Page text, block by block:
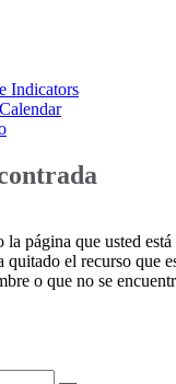
Indicators
página que usted
quitado el recurso que
o que no se